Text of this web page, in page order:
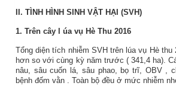
II. TÌNH HÌNH SINH VẬT HẠI (SVH)
1. Trên cây l úa vụ Hè Thu 2016
Tổng diện tích nhiễm SVH trên lúa vụ Hè thu
hơn so vớicùng kỳ năm trước ( 341,4 ha).
nâu, sâu cuốn lá, sâu phao, bọ trĩ,
OBV
,
bệnh đốm vằn
. Toàn bộ đều ở mức nhiễm